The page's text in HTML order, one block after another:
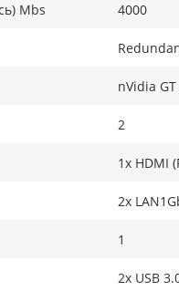
Mbs 4000
nVidia
2
1x HDMI
2x
1
2x USB